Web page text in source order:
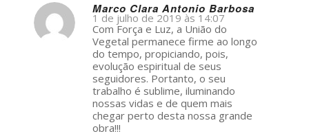
Marco Clara Antonio Barbosa
s
ays:
1 de julho de 2019 às 14:07
Com Força e Luz, a União do
Vegetal permanece firme ao longo
do tempo, propiciando, pois,
evolução espiritual de seus
seguidores. Portanto, o seu
trabalho é sublime, iluminando
nossas vidas e de quem mais
chegar perto desta nossa grande
obra!!!